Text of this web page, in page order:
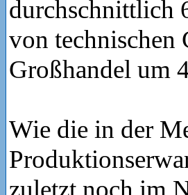
durchschnittlich
von technischen
Großhandel um
Wie die in der
zuletzt noch im